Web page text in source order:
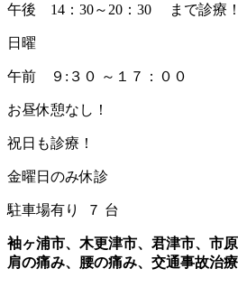
午後 14：30～20：30 まで診療！
日曜
午前 ９:３０ ～１７：００
お昼休憩なし！
祝日も診療！
金曜日のみ休診
駐車場有り ７ 台
袖ヶ浦市、木更津市、君津市、市
肩の痛み、腰の痛み、交通事故治